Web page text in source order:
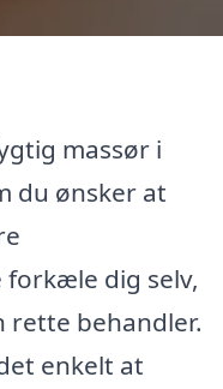
massør i
du ønsker at
dig selv,
rette behandler.
enkelt at